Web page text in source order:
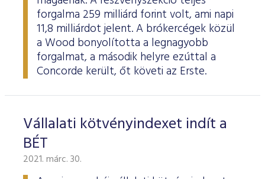
forgalma 259 milliárd forint volt, ami napi
11,8 milliárdot jelent. A brókercégek közül
a Wood bonyolította a legnagyobb
forgalmat, a második helyre ezúttal a
Concorde került, őt követi az Erste.
Vállalati kötvényindexet indít a
BÉT
2021. márc. 30.